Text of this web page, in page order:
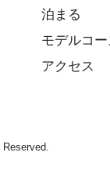
泊まる
モデルコ
アクセス